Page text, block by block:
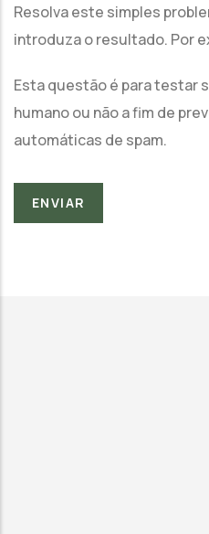
Resolva este simples
introduza o resultado. Por
Esta questão é para testar
humano ou não a fim de prevenir submissões
automáticas de spam.